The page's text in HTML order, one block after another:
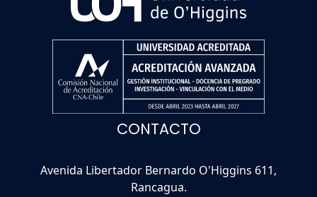
CONTACTO
Avenida Libertador Bernardo O'Higgins 611,
Rancagua.